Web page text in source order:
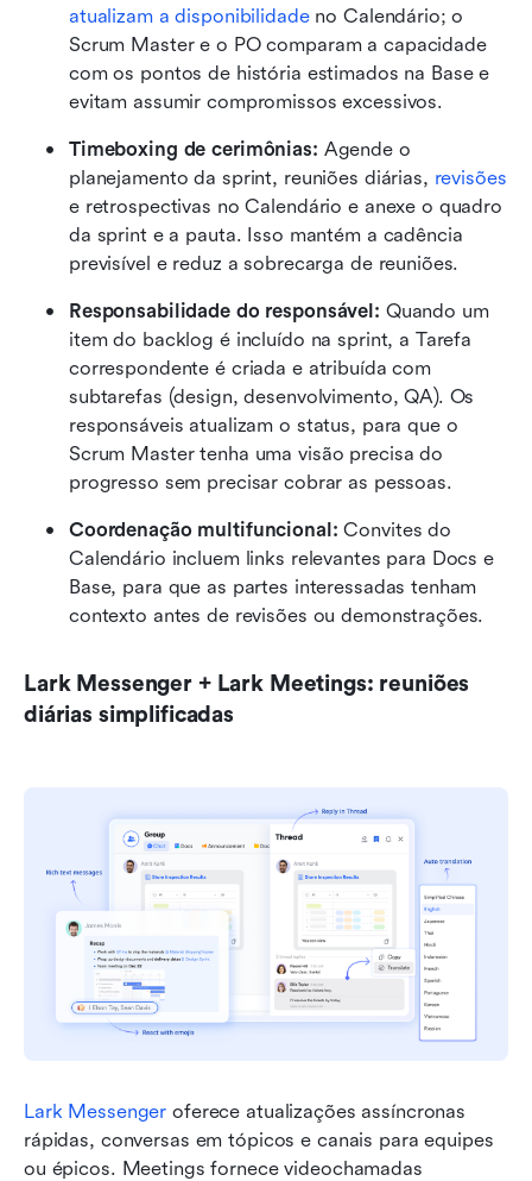
atualizam a disponibilidade no Calendário; o
Scrum Master e o PO comparam a capacidade
com os pontos de história estimados na Base e
evitam assumir compromissos excessivos.
Timeboxing de cerimônias: Agende o
planejamento da sprint, reuniões diárias, revisões
e retrospectivas no Calendário e anexe o quadro
da sprint e a pauta. Isso mantém a cadência
previsível e reduz a sobrecarga de reuniões.
Responsabilidade do responsável: Quando um
item do backlog é incluído na sprint, a Tarefa
correspondente é criada e atribuída com
subtarefas (design, desenvolvimento, QA). Os
responsáveis atualizam o status, para que o
Scrum Master tenha uma visão precisa do
progresso sem precisar cobrar as pessoas.
Coordenação multifuncional: Convites do
Calendário incluem links relevantes para Docs e
Base, para que as partes interessadas tenham
contexto antes de revisões ou demonstrações.
Lark Messenger + Lark Meetings: reuniões
diárias simplificadas
Lark Messenger oferece atualizações assíncronas
rápidas, conversas em tópicos e canais para equipes
ou épicos. Meetings fornece videochamadas